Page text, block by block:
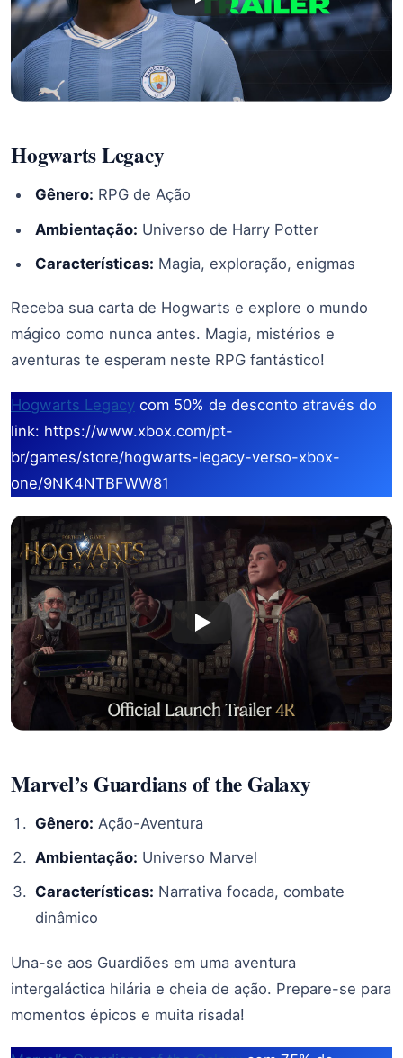
Hogwarts Legacy
Gênero: RPG de Ação
Ambientação: Universo de Harry Potter
Características: Magia, exploração, enigmas
Receba sua carta de Hogwarts e explore o mundo
mágico como nunca antes. Magia, mistérios e
aventuras te esperam neste RPG fantástico!
Hogwarts Legacy com 50% de desconto através do
link: https://www.xbox.com/pt-
br/games/store/hogwarts-legacy-verso-xbox-
one/9NK4NTBFWW81
Marvel’s Guardians of the Galaxy
Gênero: Ação-Aventura
Ambientação: Universo Marvel
Características: Narrativa focada, combate
dinâmico
Una-se aos Guardiões em uma aventura
intergaláctica hilária e cheia de ação. Prepare-se para
momentos épicos e muita risada!